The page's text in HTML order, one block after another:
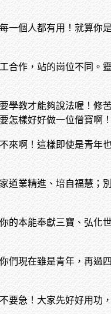
個人都有用！就算你
作，站的崗位不同。
學教才能夠說法喔！修
怎樣好好做一位僧寶啊
來啊！這樣即使是青年
業精進、培自福慧；
的本能奉獻三寶、弘化
們現在雖是青年，再過
要急！大家先好好用功